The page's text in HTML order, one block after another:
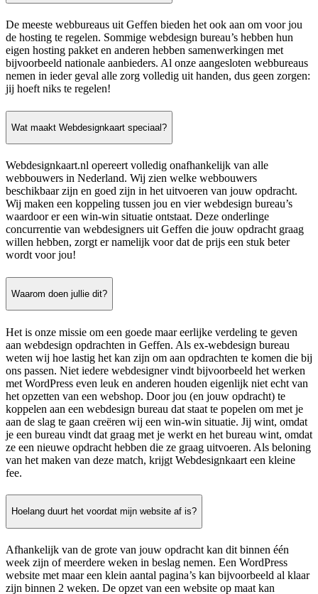
De meeste webbureaus uit Geffen bieden het ook aan om voor jou
de hosting te regelen. Sommige webdesign bureau’s hebben hun
eigen hosting pakket en anderen hebben samenwerkingen met
bijvoorbeeld nationale aanbieders. Al onze aangesloten webbureaus
nemen in ieder geval alle zorg volledig uit handen, dus geen zorgen:
jij hoeft niks te regelen!
Wat maakt Webdesignkaart speciaal?
Webdesignkaart.nl opereert volledig onafhankelijk van alle
webbouwers in Nederland. Wij zien welke webbouwers
beschikbaar zijn en goed zijn in het uitvoeren van jouw opdracht.
Wij maken een koppeling tussen jou en vier webdesign bureau’s
waardoor er een win-win situatie ontstaat. Deze onderlinge
concurrentie van webdesigners uit Geffen die jouw opdracht graag
willen hebben, zorgt er namelijk voor dat de prijs een stuk beter
wordt voor jou!
Waarom doen jullie dit?
Het is onze missie om een goede maar eerlijke verdeling te geven
aan webdesign opdrachten in Geffen. Als ex-webdesign bureau
weten wij hoe lastig het kan zijn om aan opdrachten te komen die bij
ons passen. Niet iedere webdesigner vindt bijvoorbeeld het werken
met WordPress even leuk en anderen houden eigenlijk niet echt van
het opzetten van een webshop. Door jou (en jouw opdracht) te
koppelen aan een webdesign bureau dat staat te popelen om met je
aan de slag te gaan creëren wij een win-win situatie. Jij wint, omdat
je een bureau vindt dat graag met je werkt en het bureau wint, omdat
ze een nieuwe opdracht hebben die ze graag uitvoeren. Als beloning
van het maken van deze match, krijgt Webdesignkaart een kleine
fee.
Hoelang duurt het voordat mijn website af is?
Afhankelijk van de grote van jouw opdracht kan dit binnen één
week zijn of meerdere weken in beslag nemen. Een WordPress
website met maar een klein aantal pagina’s kan bijvoorbeeld al klaar
zijn binnen 2 weken. De opzet van een website op maat kan